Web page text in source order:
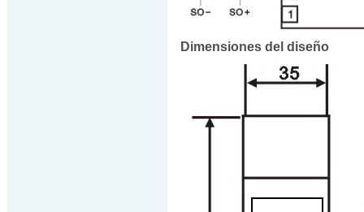
Dimensiones del diseño